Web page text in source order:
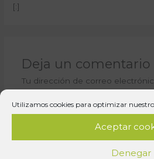
Utilizamos cookies para optimizar
Aceptar
Denegar
[:]
Deja un comentario
Tu dirección de correo